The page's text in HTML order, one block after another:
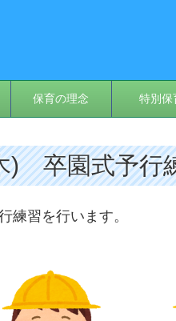
保育の理念 特別保
) 卒園式予行
練習を行います。